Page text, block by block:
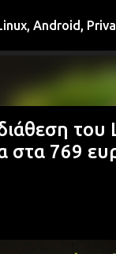
στο κύριο
Android,
του
στα 769